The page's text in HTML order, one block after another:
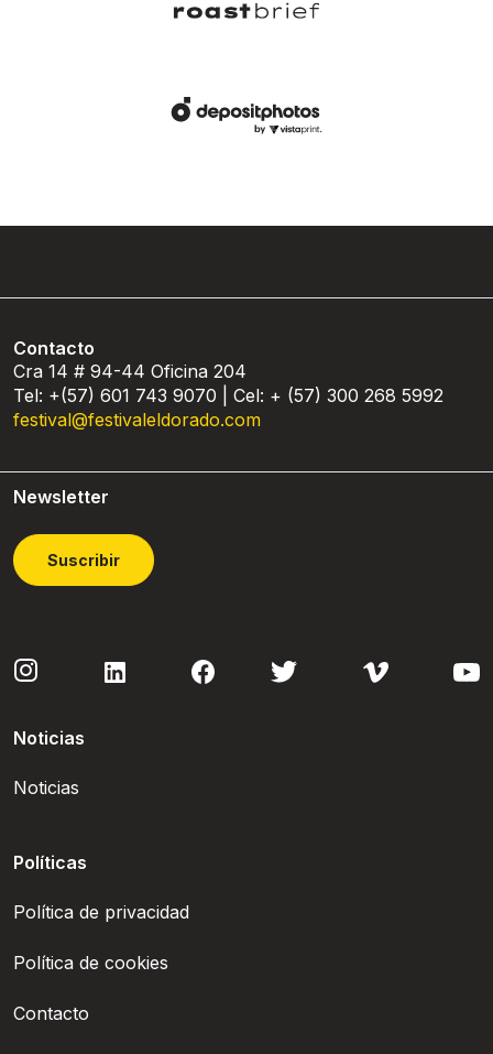
Contacto
Cra 14 # 94-44 Oficina 204
Tel: +(57) 601 743 9070 | Cel: + (57) 300 268 5992
festival@festivaleldorado.com
Newsletter
Suscribir
Noticias
Noticias
Políticas
Política de privacidad
Política de cookies
Contacto